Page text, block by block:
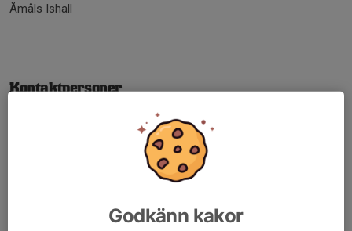
Åmåls Ishall
Kontaktpersoner
sofie_larsson2@hotmail.com
Godkänn kakor